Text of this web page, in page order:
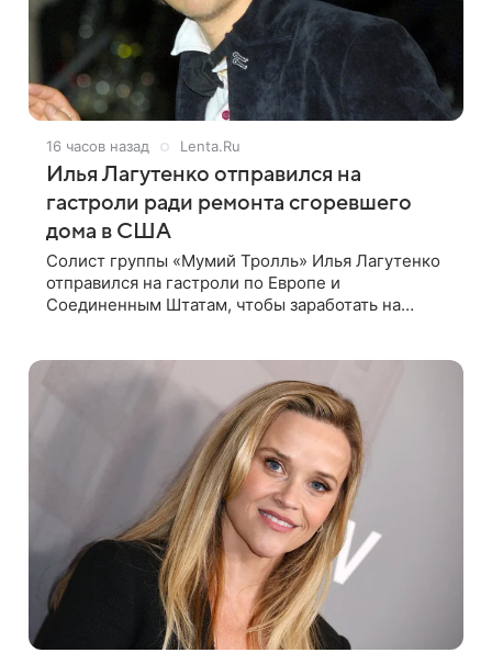
16 часов назад Lenta.Ru
Илья Лагутенко отправился на
гастроли ради ремонта сгоревшего
дома в США
Солист группы «Мумий Тролль» Илья Лагутенко
отправился на гастроли по Европе и
Соединенным Штатам, чтобы заработать на